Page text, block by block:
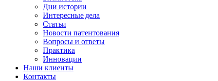
Дни истории
Интересные дела
Статьи
Новости патентования
Вопросы и ответы
Практика
Инновации
Наши клиенты
Контакты